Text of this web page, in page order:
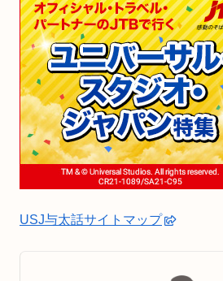
USJ与太話サイトマップ